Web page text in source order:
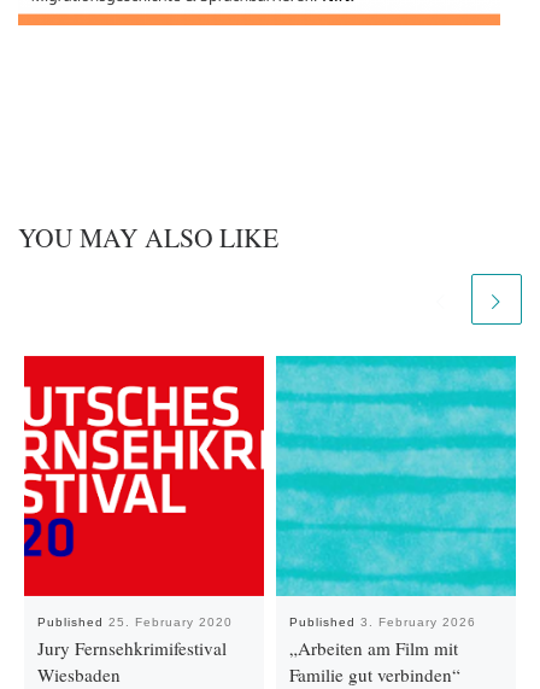
YOU MAY ALSO LIKE
Published 25. February 2020
Jury Fernsehkrimifestival
Wiesbaden
Published 3. February 2026
„Arbeiten am Film mit
Familie gut verbinden“